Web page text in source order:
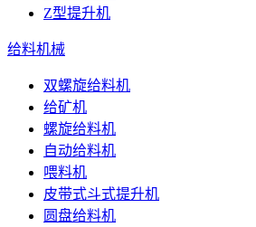
Z型提升机
给料机械
双螺旋给料机
给矿机
螺旋给料机
自动给料机
喂料机
皮带式斗式提升机
圆盘给料机